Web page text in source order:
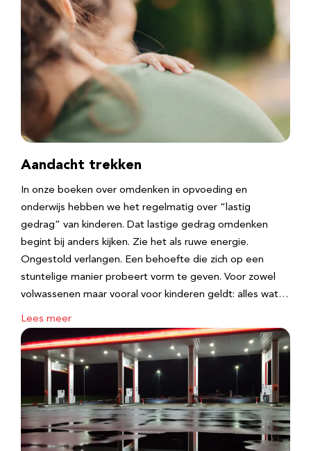
Aandacht trekken
In onze boeken over omdenken in opvoeding en
onderwijs hebben we het regelmatig over “lastig
gedrag” van kinderen. Dat lastige gedrag omdenken
begint bij anders kijken. Zie het als ruwe energie.
Ongestold verlangen. Een behoefte die zich op een
stuntelige manier probeert vorm te geven. Voor zowel
volwassenen maar vooral voor kinderen geldt: alles wat…
Lees meer